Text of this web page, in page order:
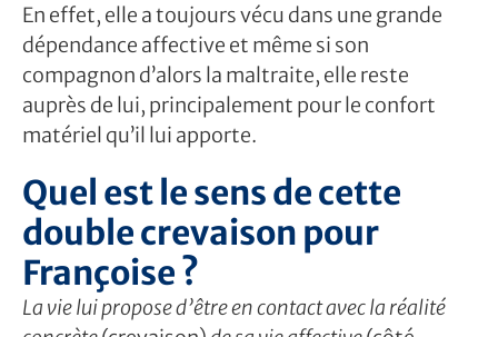
En effet, elle a toujours vécu dans une grande
dépendance affective et même si son
compagnon d’alors la maltraite, elle reste
auprès de lui, principalement pour le confort
matériel qu’il lui apporte.
Quel est le sens de cette
double crevaison pour
Françoise ?
La vie lui propose d’être en contact avec la réalité